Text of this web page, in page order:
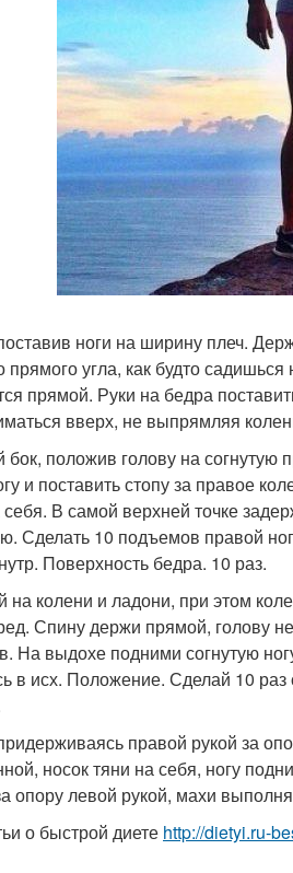
ноги на ширину плеч.
прямого угла, как будто
прямой. Руки на бедра
вверх, не выпрямляя
бок, положив голову на
и поставить стопу за правое
В самой верхней точке
Сделать 10 подъемов правой
Поверхность бедра. 10 раз.
на колени и ладони, при этом
Спину держи прямой, голову
На выдохе подними согнутую
в исх. Положение. Сделай 10
правой рукой за
носок тяни на себя, ногу
опору левой рукой, махи
о быстрой диете http://dietyi.ru-